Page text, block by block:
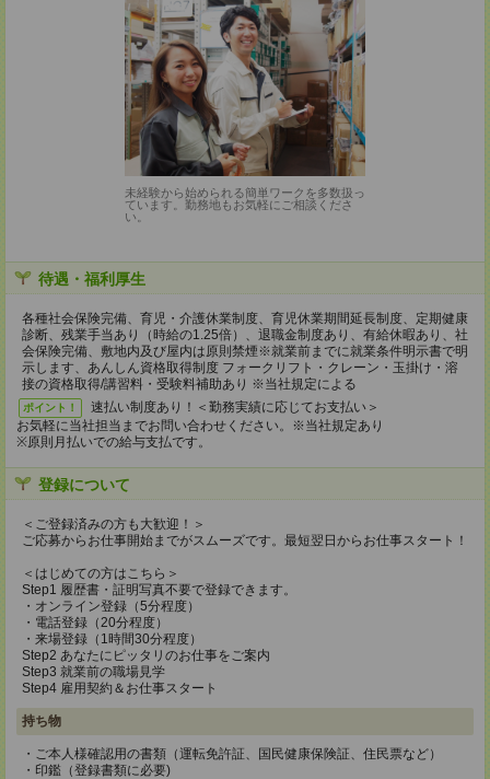
未経験から始められる簡単ワークを多数扱っ
ています。勤務地もお気軽にご相談くださ
い。
待遇・福利厚生
各種社会保険完備、育児・介護休業制度、育児休業期間延長制度、定期健康
診断、残業手当あり（時給の1.25倍）、退職金制度あり、有給休暇あり、社
会保険完備、敷地内及び屋内は原則禁煙※就業前までに就業条件明示書で明
示します、あんしん資格取得制度 フォークリフト・クレーン・玉掛け・溶
接の資格取得/講習料・受験料補助あり ※当社規定による
ポイント！
速払い制度あり！＜勤務実績に応じてお支払い＞
お気軽に当社担当までお問い合わせください。※当社規定あり
※原則月払いでの給与支払です。
登録について
＜ご登録済みの方も大歓迎！＞
ご応募からお仕事開始までがスムーズです。最短翌日からお仕事スタート！
＜はじめての方はこちら＞
Step1 履歴書・証明写真不要で登録できます。
・オンライン登録（5分程度）
・電話登録（20分程度）
・来場登録（1時間30分程度）
Step2 あなたにピッタリのお仕事をご案内
Step3 就業前の職場見学
Step4 雇用契約＆お仕事スタート
持ち物
・ご本人様確認用の書類（運転免許証、国民健康保険証、住民票など）
・印鑑（登録書類に必要)